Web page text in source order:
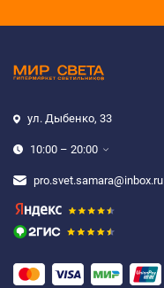
ул. Дыбенко, 33
10:00 – 20:00
pro.svet.samara@inbox.ru